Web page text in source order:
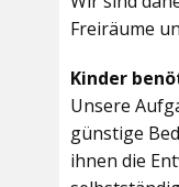
Freiräume
Kinder
Unsere
günstige
ihnen die